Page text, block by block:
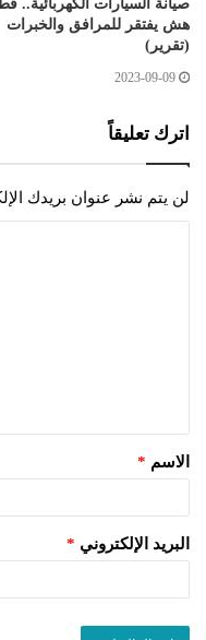
صيانة السيارات الكهربائية..
هش يفتقر للمرافق والخبرات
(تقرير)
2023-09-09
اترك تعليقاً
لن يتم نشر عنوان بريدك
الاسم *
البريد الإلكتروني *